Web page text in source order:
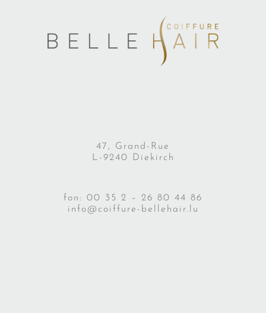
47, Grand-Rue
L-9240 Diekirch
fon: 00 35 2 – 26 80 44 86
info@coiffure-bellehair.lu